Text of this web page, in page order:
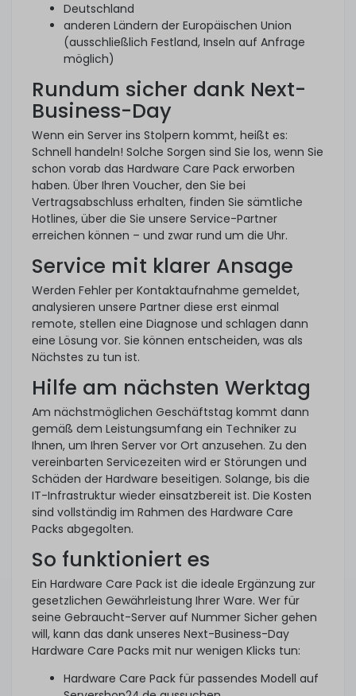
Deutschland
anderen Ländern der Europäischen Union
(ausschließlich Festland, Inseln auf Anfrage
möglich)
Rundum sicher dank Next-
Business-Day
Wenn ein Server ins Stolpern kommt, heißt es:
Schnell handeln! Solche Sorgen sind Sie los, wenn Sie
schon vorab das Hardware Care Pack erworben
haben. Über Ihren Voucher, den Sie bei
Vertragsabschluss erhalten, finden Sie sämtliche
Hotlines, über die Sie unsere Service-Partner
erreichen können – und zwar rund um die Uhr.
Service mit klarer Ansage
Werden Fehler per Kontaktaufnahme gemeldet,
analysieren unsere Partner diese erst einmal
remote, stellen eine Diagnose und schlagen dann
eine Lösung vor. Sie können entscheiden, was als
Nächstes zu tun ist.
Hilfe am nächsten Werktag
Am nächstmöglichen Geschäftstag kommt dann
gemäß dem Leistungsumfang ein Techniker zu
Ihnen, um Ihren Server vor Ort anzusehen. Zu den
vereinbarten Servicezeiten wird er Störungen und
Schäden der Hardware beseitigen. Solange, bis die
IT-Infrastruktur wieder einsatzbereit ist. Die Kosten
sind vollständig im Rahmen des Hardware Care
Packs abgegolten.
So funktioniert es
Ein Hardware Care Pack ist die ideale Ergänzung zur
gesetzlichen Gewährleistung Ihrer Ware. Wer für
seine Gebraucht-Server auf Nummer Sicher gehen
will, kann das dank unseres Next-Business-Day
Hardware Care Packs mit nur wenigen Klicks tun:
Hardware Care Pack für passendes Modell auf